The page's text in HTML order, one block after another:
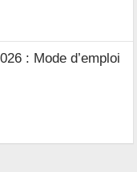
: Mode d’emploi